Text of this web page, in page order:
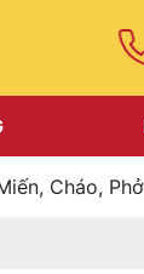
Cháo, Phở